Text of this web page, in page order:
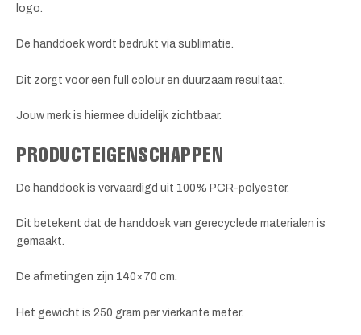
logo.
De handdoek wordt bedrukt via sublimatie.
Dit zorgt voor een full colour en duurzaam resultaat.
Jouw merk is hiermee duidelijk zichtbaar.
PRODUCTEIGENSCHAPPEN
De handdoek is vervaardigd uit 100% PCR-polyester.
Dit betekent dat de handdoek van gerecyclede materialen is
gemaakt.
De afmetingen zijn 140×70 cm.
Het gewicht is 250 gram per vierkante meter.